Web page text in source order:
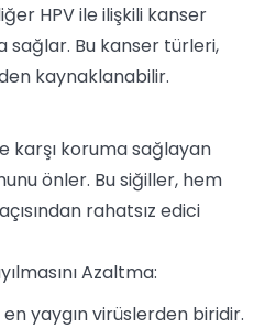
HPV ile ilişkili kanser
sağlar. Bu kanser türleri,
kaynaklanabilir.
karşı koruma sağlayan
önler. Bu siğiller, hem
rahatsız edici
Azaltma:
yaygın virüslerden biridir.